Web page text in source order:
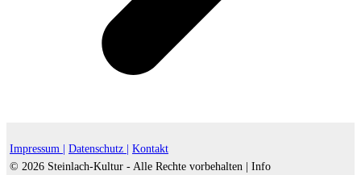
Impressum | Datenschutz |
Kontakt
© 2026 Steinlach-Kultur - Alle Rechte vorbehalten |
Info